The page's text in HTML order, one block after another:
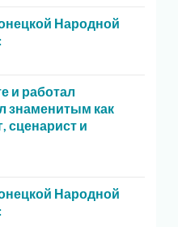
Народной
и работал
знаменитым как
сценарист и
Народной